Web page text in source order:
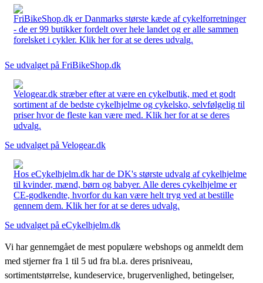
FriBikeShop.dk er Danmarks største kæde af cykelforretninger
- de er 99 butikker fordelt over hele landet og er alle sammen
forelsket i cykler. Klik her for at se deres udvalg.
Se udvalget på FriBikeShop.dk
Velogear.dk stræber efter at være en cykelbutik, med et godt
sortiment af de bedste cykelhjelme og cykelsko, selvfølgelig til
priser hvor de fleste kan være med. Klik her for at se deres
udvalg.
Se udvalget på Velogear.dk
Hos eCykelhjelm.dk har de DK's største udvalg af cykelhjelme
til kvinder, mænd, børn og babyer. Alle deres cykelhjelme er
CE-godkendte, hvorfor du kan være helt tryg ved at bestille
gennem dem. Klik her for at se deres udvalg.
Se udvalget på eCykelhjelm.dk
Vi har gennemgået de mest populære webshops og anmeldt dem
med stjerner fra 1 til 5 ud fra bl.a. deres prisniveau,
sortimentstørrelse, kundeservice, brugervenlighed, betingelser,